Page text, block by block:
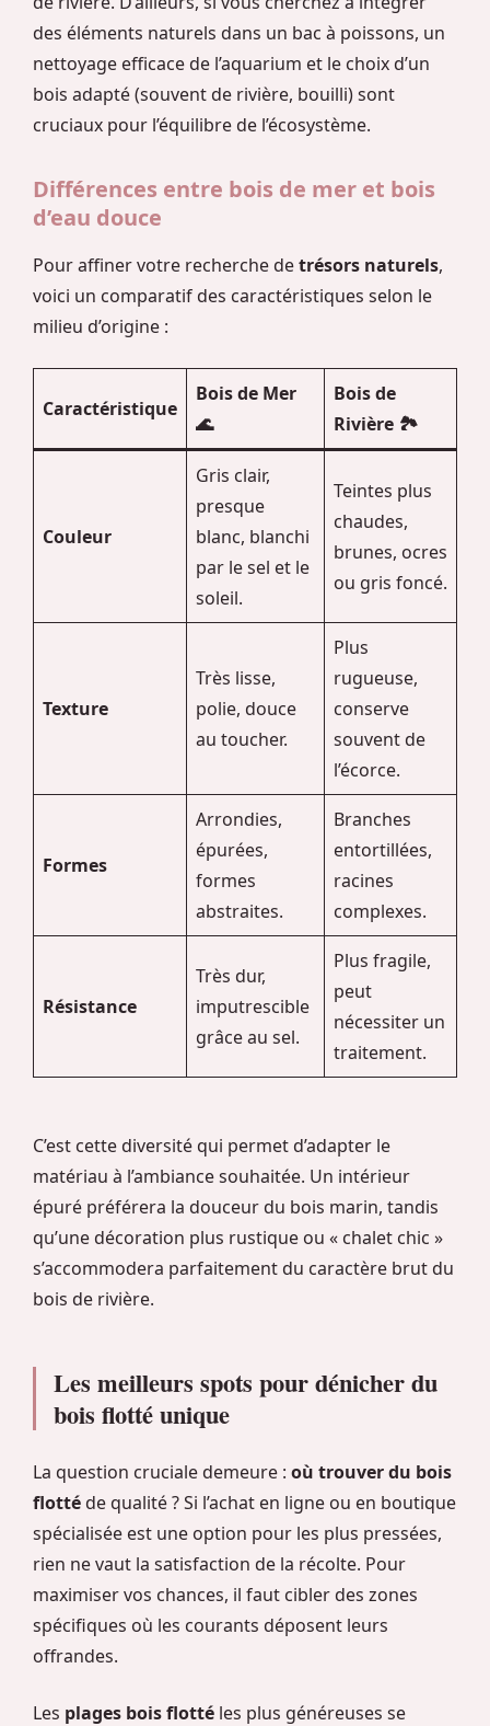
des éléments naturels dans un bac à poissons, un
nettoyage efficace de l’aquarium et le choix d’un
bois adapté (souvent de rivière, bouilli) sont
cruciaux pour l’équilibre de l’écosystème.
Différences entre bois de mer et bois
d’eau douce
Pour affiner votre recherche detrésors naturels,
voici un comparatif des caractéristiques selon le
milieu d’origine :
Caractéristique
Bois de Mer
🌊
Bois de
Rivière 🏞️
Couleur
Gris clair,
presque
blanc, blanchi
par le sel et le
soleil.
Teintes plus
chaudes,
brunes, ocres
ou gris foncé.
Texture
Très lisse,
polie, douce
au toucher.
Plus
rugueuse,
conserve
souvent de
l’écorce.
Formes
Arrondies,
épurées,
formes
abstraites.
Branches
entortillées,
racines
complexes.
Résistance
Très dur,
imputrescible
grâce au sel.
Plus fragile,
peut
nécessiter un
traitement.
C’est cette diversité qui permet d’adapter le
matériau à l’ambiance souhaitée. Un intérieur
épuré préférera la douceur du bois marin, tandis
qu’une décoration plus rustique ou « chalet chic »
s’accommodera parfaitement du caractère brut du
bois de rivière.
Les meilleurs spots pour dénicher du
bois flotté unique
La question cruciale demeure : où trouver du bois
flotté de qualité ? Si l’achat en ligne ou en boutique
spécialisée est une option pour les plus pressées,
rien ne vaut la satisfaction de la récolte. Pour
maximiser vos chances, il faut cibler des zones
spécifiques où les courants déposent leurs
offrandes.
Les plages bois flotté les plus généreuses se